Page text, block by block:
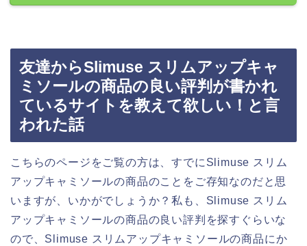
友達からSlimuse スリムアップキャ
ミソールの商品の良い評判が書かれ
ているサイトを教えて欲しい！と言
われた話
こちらのページをご覧の方は、すでにSlimuse スリム
アップキャミソールの商品のことをご存知なのだと思
いますが、いかがでしょうか？私も、Slimuse スリム
アップキャミソールの商品の良い評判を探すぐらいな
ので、Slimuse スリムアップキャミソールの商品にか